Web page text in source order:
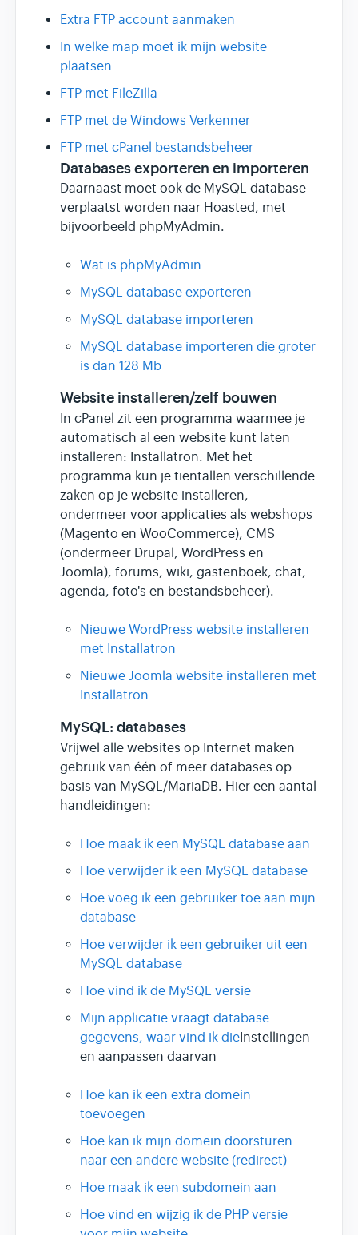
Extra FTP account aanmaken
In welke map moet ik mijn website
plaatsen
FTP met FileZilla
FTP met de Windows Verkenner
FTP met cPanel bestandsbeheer
Databases exporteren en importeren
Daarnaast moet ook de MySQL database
verplaatst worden naar Hoasted, met
bijvoorbeeld phpMyAdmin.
Wat is phpMyAdmin
MySQL database exporteren
MySQL database importeren
MySQL database importeren die groter
is dan 128 Mb
Website installeren/zelf bouwen
In cPanel zit een programma waarmee je
automatisch al een website kunt laten
installeren: Installatron. Met het
programma kun je tientallen verschillende
zaken op je website installeren,
ondermeer voor applicaties als webshops
(Magento en WooCommerce), CMS
(ondermeer Drupal, WordPress en
Joomla), forums, wiki, gastenboek, chat,
agenda, foto's en bestandsbeheer).
Nieuwe WordPress website installeren
met Installatron
Nieuwe Joomla website installeren met
Installatron
MySQL: databases
Vrijwel alle websites op Internet maken
gebruik van één of meer databases op
basis van MySQL/MariaDB. Hier een aantal
handleidingen:
Hoe maak ik een MySQL database aan
Hoe verwijder ik een MySQL database
Hoe voeg ik een gebruiker toe aan mijn
database
Hoe verwijder ik een gebruiker uit een
MySQL database
Hoe vind ik de MySQL versie
Mijn applicatie vraagt database
gegevens, waar vind ik dieInstellingen
en aanpassen daarvan
Hoe kan ik een extra domein
toevoegen
Hoe kan ik mijn domein doorsturen
naar een andere website (redirect)
Hoe maak ik een subdomein aan
Hoe vind en wijzig ik de PHP versie